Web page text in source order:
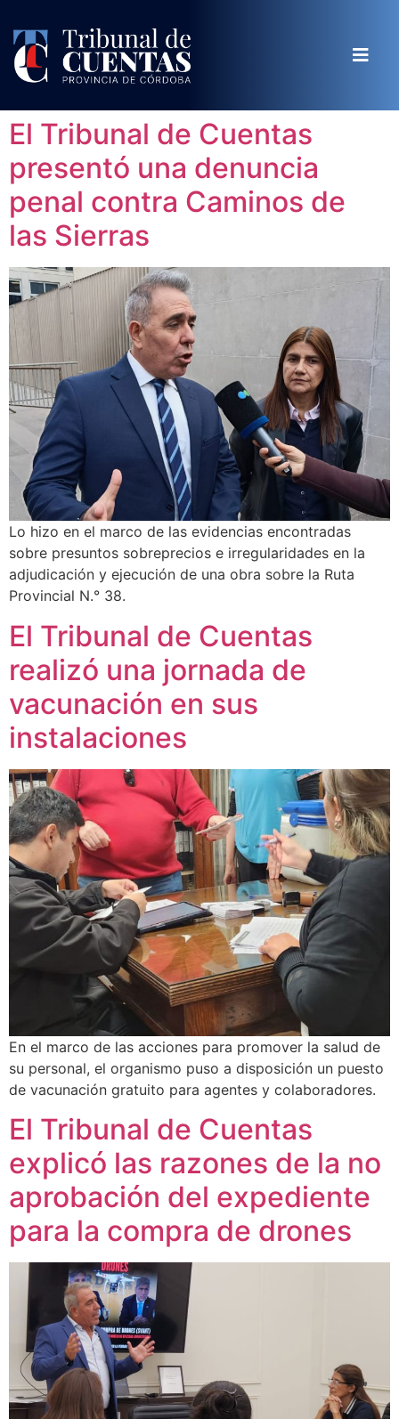
El Tribunal de Cuentas
presentó una denuncia
penal contra Caminos de
las Sierras​
Lo hizo en el marco de las evidencias encontradas
sobre presuntos sobreprecios e irregularidades en la
adjudicación y ejecución de una obra sobre la Ruta
Provincial N.° 38.
El Tribunal de Cuentas
realizó una jornada de
vacunación en sus
instalaciones
En el marco de las acciones para promover la salud de
su personal, el organismo puso a disposición un puesto
de vacunación gratuito para agentes y colaboradores.
El Tribunal de Cuentas
explicó las razones de la no
aprobación del expediente
para la compra de drones